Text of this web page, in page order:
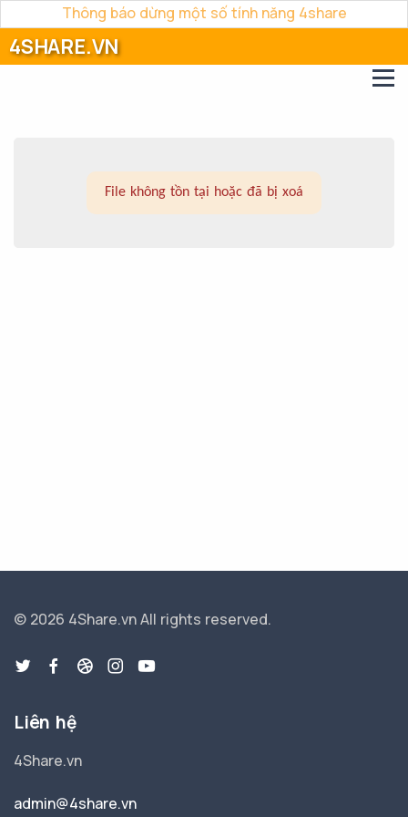
Thông báo dừng một số tính năng 4share
4SHARE.VN
File không tồn tại hoặc đã bị xoá
© 2026 4Share.vnAll rights reserved.
Liên hệ
4Share.vn
admin@4share.vn